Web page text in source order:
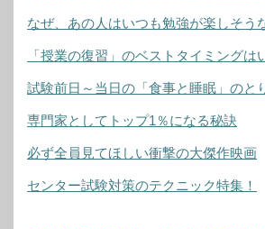
なぜ、あの人はいつも勉強が楽しそう
「授業の復習」のベストタイミングは
試験前日～当日の「食事と睡眠」のと
専門家としてトップ1％になる秘訣
必ず全員見てほしい衝撃の大傑作映画
センター試験対策のテクニック特集！